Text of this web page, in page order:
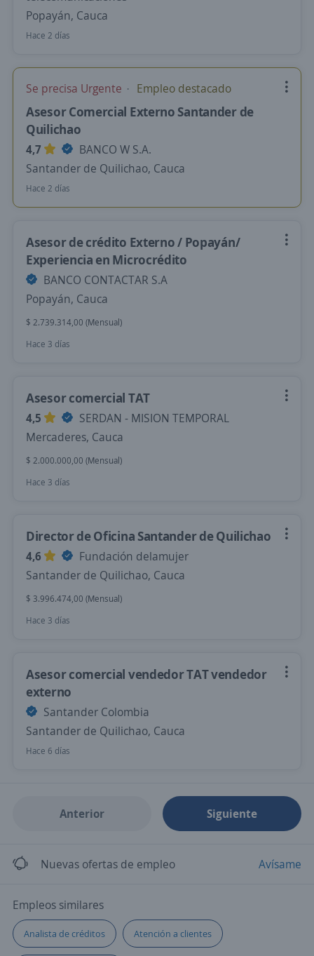
Popayán, Cauca
Hace 2 días
Se precisa Urgente Empleo destacado
Asesor Comercial Externo Santander de
Quilichao
4,7
BANCO W S.A.
Santander de Quilichao, Cauca
Hace 2 días
Asesor de crédito Externo / Popayán/
Experiencia en Microcrédito
BANCO CONTACTAR S.A
Popayán, Cauca
$ 2.739.314,00 (Mensual)
Hace 3 días
Asesor comercial TAT
4,5
SERDAN - MISION TEMPORAL
Mercaderes, Cauca
$ 2.000.000,00 (Mensual)
Hace 3 días
Director de Oficina Santander de Quilichao
4,6
Fundación delamujer
Santander de Quilichao, Cauca
$ 3.996.474,00 (Mensual)
Hace 3 días
Asesor comercial vendedor TAT vendedor
externo
Santander Colombia
Santander de Quilichao, Cauca
Hace 6 días
Anterior Siguiente
Nuevas ofertas de empleo Avísame
Empleos similares
Analista de créditos Atención a clientes